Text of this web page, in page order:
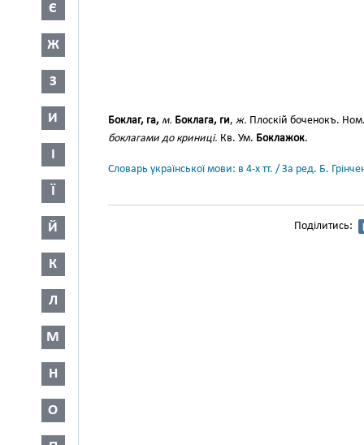
Є
Ж
З
И
І
Ї
Й
К
Л
М
Н
О
Боклаг, га, м. Боклага, ги, ж. Плоскій боченокъ.
боклагами до криниці. Кв. Ум. Боклажок.
Словарь української мови: в 4-х тт. / За ред. Б.
Поділитись: